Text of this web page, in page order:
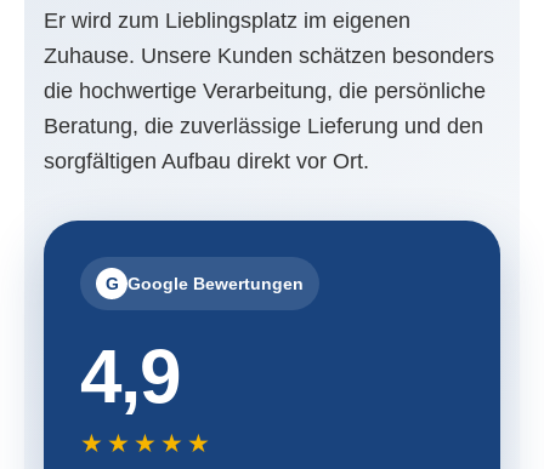
Er wird zum Lieblingsplatz im eigenen
Zuhause. Unsere Kunden schätzen besonders
die hochwertige Verarbeitung, die persönliche
Beratung, die zuverlässige Lieferung und den
sorgfältigen Aufbau direkt vor Ort.
G Google Bewertungen
4,9
★★★★★